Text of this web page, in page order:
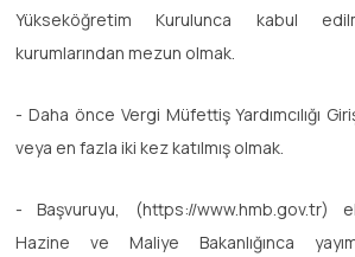
Yükseköğretim Kurulunca kabul
kurumlarından mezun olmak.
- Daha önce Vergi Müfettiş Yardımcılığı
veya en fazla iki kez katılmış olmak.
- Başvuruyu, (https://www.hmb.gov.tr)
Hazine ve Maliye Bakanlığınca